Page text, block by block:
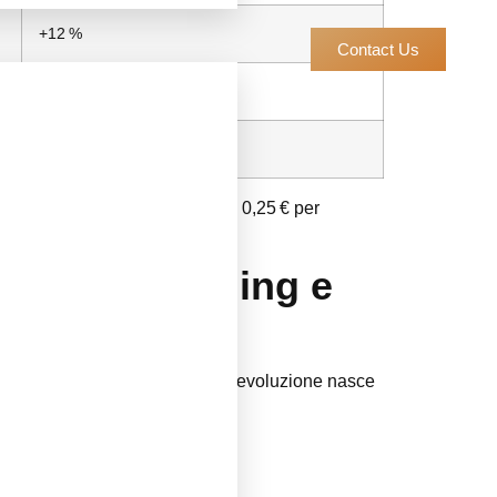
Contact Us
+12 %
spinto il ticket medio di circa 0,25 € per
di svago digitale.
branding e
al proprio stile. Questa evoluzione nasce